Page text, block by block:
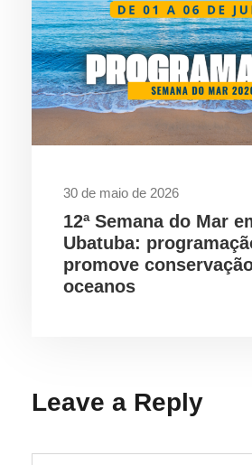
30 de maio de 2026
12ª Semana do Mar
Ubatuba:
promove
oceanos
Leave a Reply